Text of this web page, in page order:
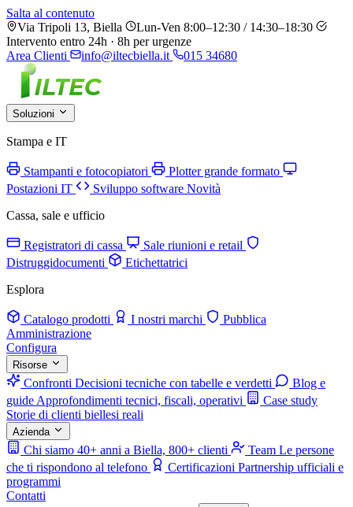
Salta al contenuto
Via Tripoli 13, Biella
Lun-Ven 8:00–12:30 / 14:30–18:30
Intervento entro 24h · 8h per urgenze
Area Clienti
info@iltecbiella.it 015 34680
Soluzioni
Stampa e IT
Stampanti e fotocopiatori
Plotter grande formato
Postazioni IT
Sviluppo software Novità
Cassa, sale e ufficio
Registratori di cassa
Sale riunioni e retail
Distruggidocumenti
Etichettatrici
Esplora
Catalogo prodotti I nostri marchi
Pubblica
Amministrazione
Configura
Risorse
Confronti Decisioni tecniche con tabelle e verdetti
Blog e
guide Approfondimenti tecnici, fiscali, operativi
Case study
Storie di clienti biellesi reali
Azienda
Chi siamo 40+ anni a Biella, 800+ clienti Team Le persone
che ti rispondono al telefono
Certificazioni Partnership ufficiali e
programmi
Contatti